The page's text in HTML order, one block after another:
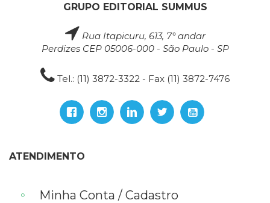
GRUPO EDITORIAL SUMMUS
Rua Itapicuru, 613, 7° andar
Perdizes CEP 05006-000 - São Paulo - SP
Tel.: (11) 3872-3322 - Fax (11) 3872-7476
ATENDIMENTO
Minha Conta / Cadastro